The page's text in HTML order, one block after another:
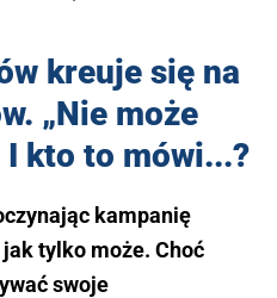
kreuje się na
„Nie może
kto to mówi...?
kampanię
tylko może. Choć
swoje